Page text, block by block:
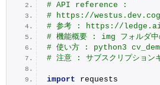
# API reference :
# https://
# 参考 : https://
# 機能概要 : img フォルダ中
# 使い方 : python3
# 注意 : サブスクリプション
import requests